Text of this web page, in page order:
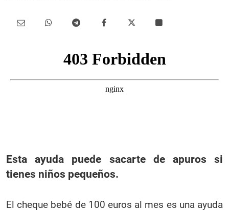
Esta ayuda puede sacarte de apuros si
tienes niños pequeños.
El cheque bebé de 100 euros al mes es una ayuda